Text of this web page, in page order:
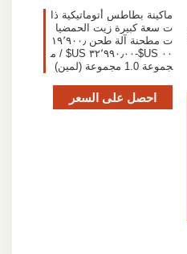
ماكينة بطاطس أتوماتيكية ذا
ت سعة كبيرة زيت الحمضيا
ت مطحنة آلة طحن ١٩٬٩٠٠٫
٠٠ US$-٣٢٬٩٩٠٫٠٠ US$ / م
جموعة 1.0 مجموعة (لمين)
احصل على السعر